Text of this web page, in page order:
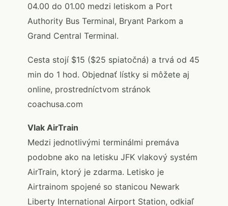
04.00 do 01.00 medzi letiskom a Port
Authority Bus Terminal, Bryant Parkom a
Grand Central Terminal.
Cesta stojí $15 ($25 spiatočná) a trvá od 45
min do 1 hod. Objednať lístky si môžete aj
online, prostredníctvom stránok
coachusa.com
Vlak AirTrain
Medzi jednotlivými terminálmi premáva
podobne ako na letisku JFK vlakový systém
AirTrain, ktorý je zdarma. Letisko je
Airtrainom spojené so stanicou Newark
Liberty International Airport Station, odkiaľ